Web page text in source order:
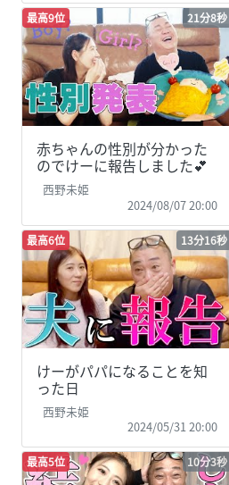
最高9位 21分8秒
赤ちゃんの性別が分かった
のでけーに報告しました💕
西野未姫
2024/08/07 20:00
最高6位 13分16秒
けーがパパになることを知
った日
西野未姫
2024/05/31 20:00
最高5位 10分3秒